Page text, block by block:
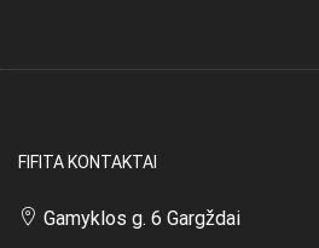
FIFITA KONTAKTAI
Gamyklos g. 6 Gargždai